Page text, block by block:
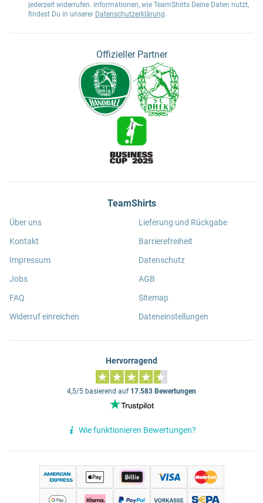
jederzeit widerrufen. Informationen, wie TeamShirts Deine Daten nutzt,
findest Du in unserer Datenschutzerklärung.
Offizieller Partner
TeamShirts
Über uns
Kontakt
Impressum
Jobs
FAQ
Widerruf einreichen
Lieferung und Rückgabe
Barrierefreiheit
Datenschutz
AGB
Sitemap
Dateneinstellungen
Hervorragend
4,5/5 basierend auf 17.583 Bewertungen
Wie funktionieren Bewertungen?